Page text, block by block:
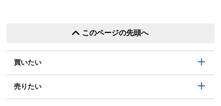
このページの先頭へ
買いたい
売りたい